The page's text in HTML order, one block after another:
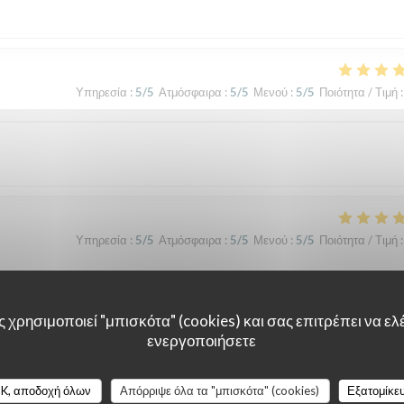
"μπισκότα" (cookies) και σας επιτρέπει να
ενεργοποιήσετε
αποδοχή όλων Απόρριψε όλα τα "μπισκότα" (cookies)
Υπηρεσία : 5/5 Ατμόσφαιρα : 5/5 Μενού: 5/5 Ποιότητα / Τιμή:
Υπηρεσία : 5/5 Ατμόσφαιρα : 5/5 Μενού: 5/5 Ποιότητα / Τιμή:
Υπηρεσία:5/5 Ατμόσφαιρα:5/5 Μενού: 5/5 Ποιότητα / Τιμή: